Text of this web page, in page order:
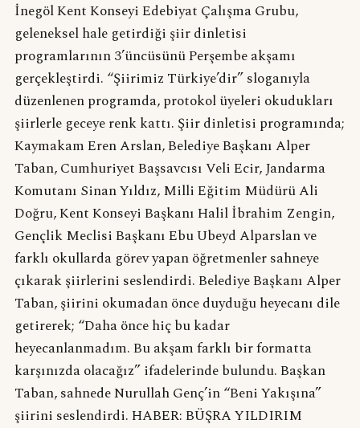
İnegöl Kent Konseyi Edebiyat Çalışma Grubu,
geleneksel hale getirdiği şiir dinletisi
programlarının 3’üncüsünü Perşembe akşamı
gerçekleştirdi. “Şiirimiz Türkiye’dir” sloganıyla
düzenlenen programda, protokol üyeleri okudukları
şiirlerle geceye renk kattı. Şiir dinletisi programında;
Kaymakam Eren Arslan, Belediye Başkanı Alper
Taban, Cumhuriyet Başsavcısı Veli Ecir, Jandarma
Komutanı Sinan Yıldız, Milli Eğitim Müdürü Ali
Doğru, Kent Konseyi Başkanı Halil İbrahim Zengin,
Gençlik Meclisi Başkanı Ebu Ubeyd Alparslan ve
farklı okullarda görev yapan öğretmenler sahneye
çıkarak şiirlerini seslendirdi. Belediye Başkanı Alper
Taban, şiirini okumadan önce duyduğu heyecanı dile
getirerek; “Daha önce hiç bu kadar
heyecanlanmadım. Bu akşam farklı bir formatta
karşınızda olacağız” ifadelerinde bulundu. Başkan
Taban, sahnede Nurullah Genç’in “Beni Yakışına”
şiirini seslendirdi. HABER: BÜŞRA YILDIRIM